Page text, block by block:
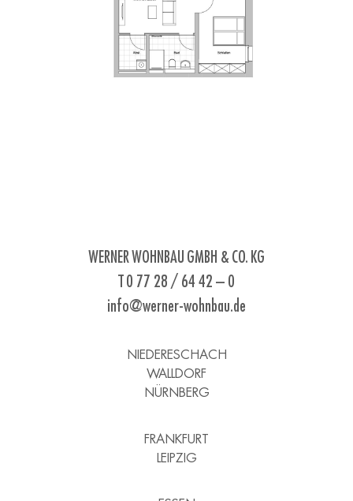
WERNER WOHNBAU GMBH & CO. KG
T 0 77 28 / 64 42 – 0
info@werner-wohnbau.de
NIEDERESCHACH
WALLDORF
NÜRNBERG
FRANKFURT
LEIPZIG